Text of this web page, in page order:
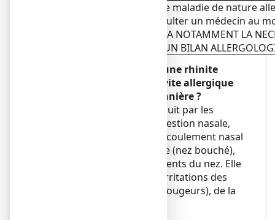
Comme pour toute maladie de nature
de consulter un médecin au
IL DETERMINERA NOTAMMENT LA
UN BILAN
b) Comment reconnaître une rhinite
allergique, une conjonctivite allergique
saisonnière ou non saisonnière ?
La rhinite allergique se traduit par les
symptômes suivants : congestion nasale,
éternuements successifs, écoulement nasal
incolore, obstruction nasale (nez bouché),
démangeaisons et picotements du nez. Elle
peut être accompagnée d'irritations des
deux yeux (larmoiements, rougeurs), de la